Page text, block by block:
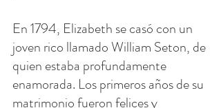
En 1794, Elizabeth se casó con un
joven rico llamado William Seton, de
quien estaba profundamente
enamorada. Los primeros años de su
matrimonio fueron felices y